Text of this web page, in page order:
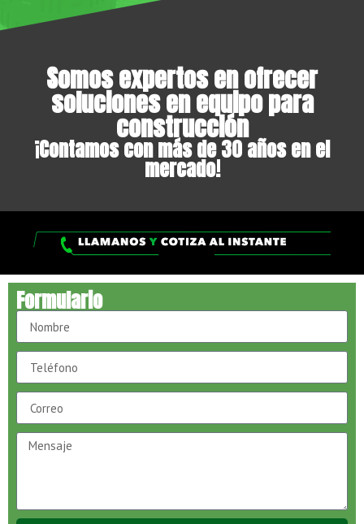
Somos expertos en ofrecer
soluciones en equipo para
construcción
¡Contamos con más de 30 años en el
mercado!
Formulario